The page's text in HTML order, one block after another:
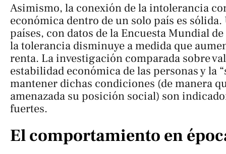
Asimismo, la conexión de la intolerancia
económica dentro de un solo país es
países, con datos de la Encuesta Mundial
la tolerancia disminuye a medida que
renta. La investigación comparada sobre
estabilidad económica de las personas y la
mantener dichas condiciones (de manera
amenazada su posición social) son
fuertes.
El comportamiento en